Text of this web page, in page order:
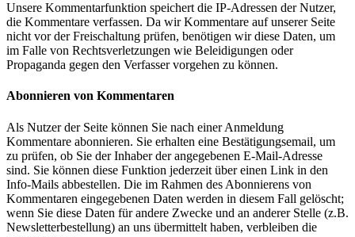
Unsere Kommentarfunktion speichert die IP-Adressen der Nutzer,
die Kommentare verfassen. Da wir Kommentare auf unserer Seite
nicht vor der Freischaltung prüfen, benötigen wir diese Daten, um
im Falle von Rechtsverletzungen wie Beleidigungen oder
Propaganda gegen den Verfasser vorgehen zu können.
Abonnieren von Kommentaren
Als Nutzer der Seite können Sie nach einer Anmeldung
Kommentare abonnieren. Sie erhalten eine Bestätigungsemail, um
zu prüfen, ob Sie der Inhaber der angegebenen E-Mail-Adresse
sind. Sie können diese Funktion jederzeit über einen Link in den
Info-Mails abbestellen. Die im Rahmen des Abonnierens von
Kommentaren eingegebenen Daten werden in diesem Fall gelöscht;
wenn Sie diese Daten für andere Zwecke und an anderer Stelle (z.B.
Newsletterbestellung) an uns übermittelt haben, verbleiben die